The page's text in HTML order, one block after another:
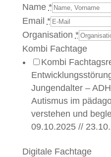
Name *
Email *
Organisation *
Kombi Fachtage
Kombi
Jungendalter –
Autismus im
verstehen und
09.10.2025 //
Digitale Fachtage